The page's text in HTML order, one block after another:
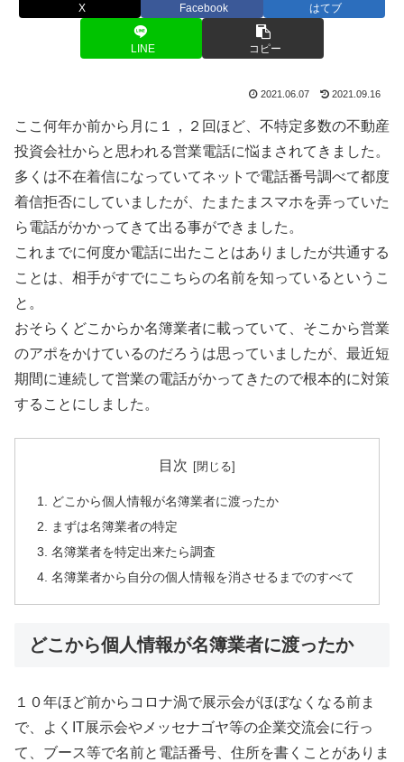
X Facebook はてブ
LINE コピー
2021.06.07 2021.09.16
ここ何年か前から月に１，２回ほど、不特定多数の不動産
投資会社からと思われる営業電話に悩まされてきました。
多くは不在着信になっていてネットで電話番号調べて都度
着信拒否にしていましたが、たまたまスマホを弄っていた
ら電話がかかってきて出る事ができました。
これまでに何度か電話に出たことはありましたが共通する
ことは、相手がすでにこちらの名前を知っているというこ
と。
おそらくどこからか名簿業者に載っていて、そこから営業
のアポをかけているのだろうは思っていましたが、最近短
期間に連続して営業の電話がかってきたので根本的に対策
することにしました。
目次
どこから個人情報が名簿業者に渡ったか
まずは名簿業者の特定
名簿業者を特定出来たら調査
名簿業者から自分の個人情報を消させるまでのすべて
どこから個人情報が名簿業者に渡ったか
１０年ほど前からコロナ渦で展示会がほぼなくなる前ま
で、よくIT展示会やメッセナゴヤ等の企業交流会に行っ
て、ブース等で名前と電話番号、住所を書くことがありま